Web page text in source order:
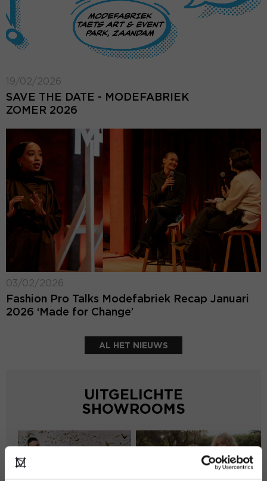
19/02/2026
SAVE THE DATE - MODEFABRIEK
ZOMER 2026
03/02/2026
Fashion Pro Talks Modefabriek Recap Januari
2026 ‘Made for Change’
AL HET NIEUWS
UITGELICHTE
SHOWROOMS